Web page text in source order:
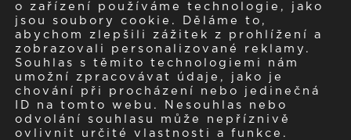
o zařízení používáme technologie, jako
jsou soubory cookie. Děláme to,
abychom zlepšili zážitek z prohlížení a
zobrazovali personalizované reklamy.
Souhlas s těmito technologiemi nám
umožní zpracovávat údaje, jako je
chování při procházení nebo jedinečná
ID na tomto webu. Nesouhlas nebo
odvolání souhlasu může nepříznivě
ovlivnit určité vlastnosti a funkce.